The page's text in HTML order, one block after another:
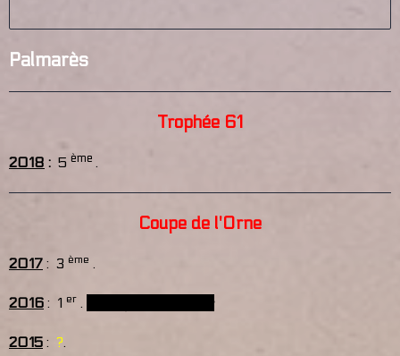
Palmarès
Trophée 61
2018 : 5 ème .
Coupe de l'Orne
2017 : 3 ème .
2016 : 1 er .
2015 : ?.